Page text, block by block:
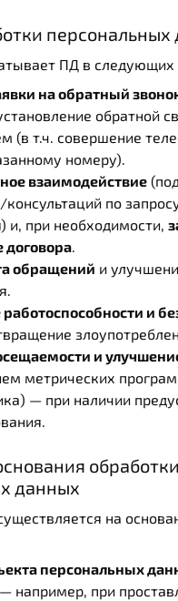
персональных
ПД в следующих
на обратный
обратной
(в т.ч. совершение
номеру).
взаимодействие
по
и, при необходимости,
договора.
обращений и
и
и
метрических
— при наличии
обработки
данных
на
персональных
например, при